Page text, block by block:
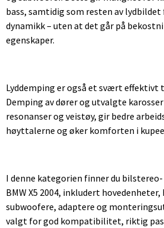
bass, samtidig som resten av
dynamikk – uten at det går på
egenskaper.
Lyddemping er også et svært effektivt
Demping av dører og utvalgte
resonanser og veistøy, gir bedre
høyttalerne og øker komforten i
I denne kategorien finner du
BMW X5 2004, inkludert
subwoofere, adaptere og
valgt for god kompatibilitet, riktig